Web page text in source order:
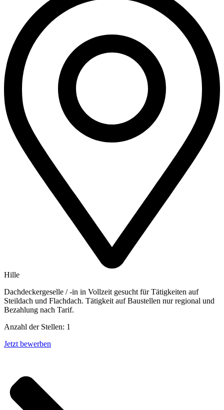
Hille
Dachdeckergeselle / -in in Vollzeit gesucht für Tätigkeiten auf
Steildach und Flachdach. Tätigkeit auf Baustellen nur regional und
Bezahlung nach Tarif.
Anzahl der Stellen: 1
Jetzt bewerben